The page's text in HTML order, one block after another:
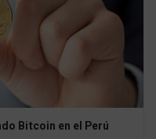
Bitcoin en el Perú